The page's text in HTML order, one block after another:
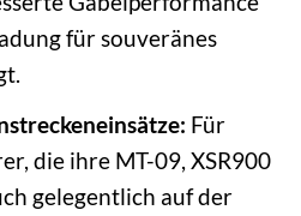
für souveränes
Für
die ihre MT-09, XSR900
gelegentlich auf der